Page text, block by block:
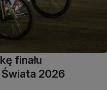
finału
2026